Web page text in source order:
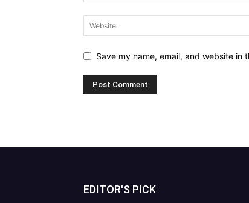
Save my name, email, and website in
EDITOR'S PICK